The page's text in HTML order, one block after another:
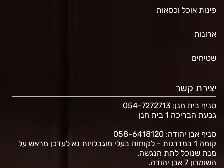
פינות אוכל וכסאות
ארונות
שטיחים
יצירת קשר
סניף בית חנן: 054-7272713
גבעת הבריכה 1 בית חנן
סניף אבן יהודה: 058-6418120
קומה 1 במדרגות - לקוחות בעלי מוגבלויות נא לעדכן מראש על
מנת שנוכל לתת הנגשה.
השומרון 7 אבן יהודה.